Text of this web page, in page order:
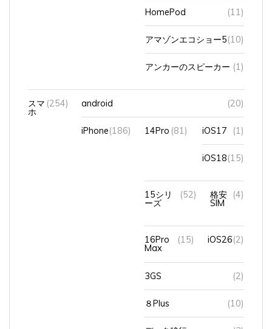
HomePod (11)
アマゾンエコショー5 (10)
アンカーのスピーカー (1)
ホ
(254) android (20)
iPhone (186) 14Pro (81) iOS17 (1)
iOS18 (15)
15シリ
ーズ
(52) 格安
SIM
(4)
16Pro
Max
(15) iOS26 (2)
3GS (2)
８Plus (10)
データ移行 (3)